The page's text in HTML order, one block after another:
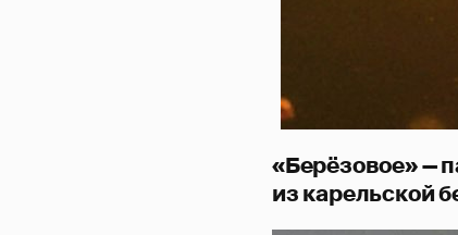
«Берёзовое» —
из карельской